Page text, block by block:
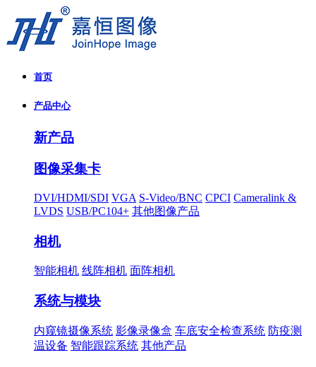
首页
产品中心
新产品
图像采集卡
DVI/HDMI/SDI VGA S-Video/BNC CPCI Cameralink &
LVDS USB/PC104+ 其他图像产品
相机
智能相机 线阵相机 面阵相机
系统与模块
内窥镜摄像系统 影像录像盒 车底安全检查系统 防疫测
温设备 智能跟踪系统 其他产品